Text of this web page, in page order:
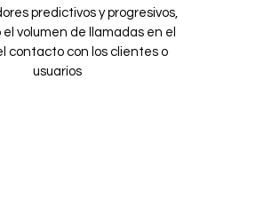
predictivos y progresivos,
volumen de llamadas en el
contacto con los clientes o
usuarios